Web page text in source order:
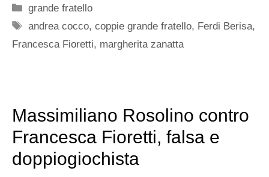
Categorie
grande fratello
Tag
andrea cocco,coppie grande fratello, Ferdi Berisa,
Francesca Fioretti, margherita zanatta
Massimiliano Rosolino contro
Francesca Fioretti, falsa e
doppiogiochista